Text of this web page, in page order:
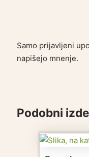
Samo prijavljeni
napišejo mnenje.
Podobni